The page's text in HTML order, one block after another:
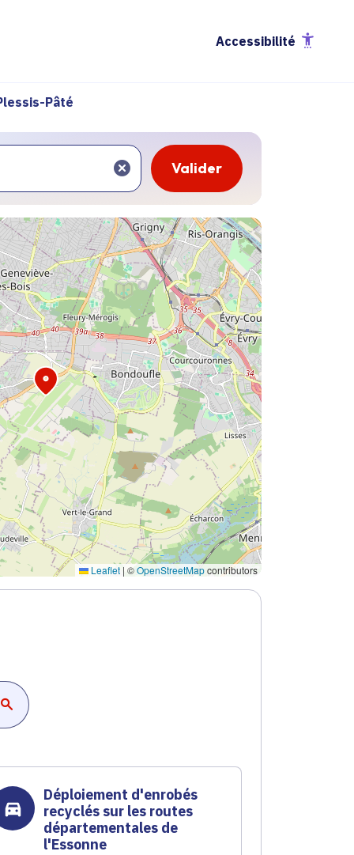
Accessibilité
Pâté
Leaflet | ©OpenStreetMapcontributors
Déploiement d'enrobés
recyclés sur les routes
départementales de
l'Essonne